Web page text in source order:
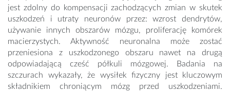
jest zdolny do kompensacji zachodzących zmian w skutek
uszkodzeń i utraty neuronów przez: wzrost dendrytów,
używanie innych obszarów mózgu, proliferację komórek
macierzystych. Aktywność neuronalna może zostać
przeniesiona z uszkodzonego obszaru nawet na drugą
odpowiadającą cześć półkuli mózgowej. Badania na
szczurach wykazały, że wysiłek fizyczny jest kluczowym
składnikiem chroniącym mózg przed uszkodzeniami.